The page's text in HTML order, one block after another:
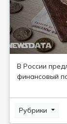
В России
финансовый
Рубрики